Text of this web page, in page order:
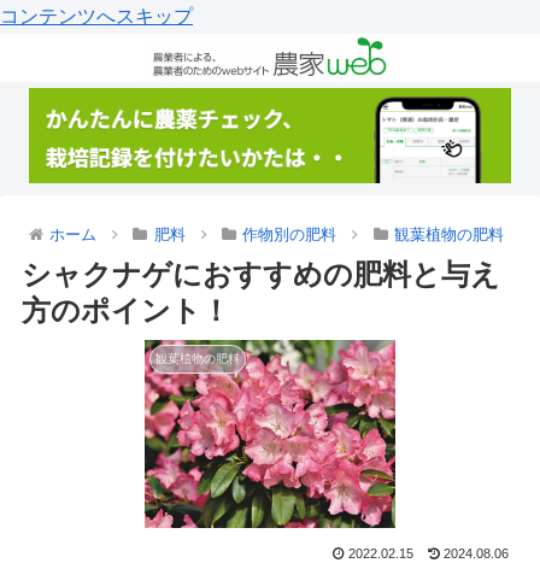
コンテンツへスキップ
ホーム 肥料 作物別の肥料 観葉植物の肥料
シャクナゲにおすすめの肥料と与え
方のポイント！
観葉植物の肥料
2022.02.15 2024.08.06